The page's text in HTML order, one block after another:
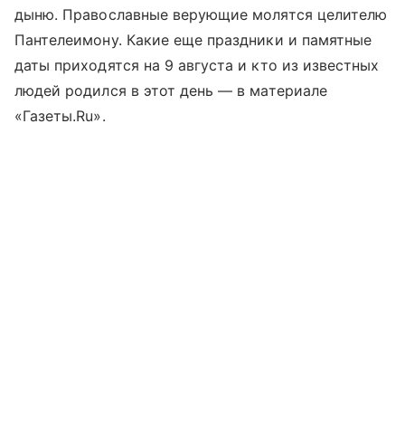
дыню. Православные верующие молятся целителю
Пантелеимону. Какие еще праздники и памятные
даты приходятся на 9 августа и кто из известных
людей родился в этот день — в материале
«Газеты.Ru».